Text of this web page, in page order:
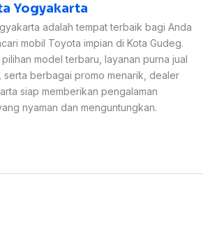
Yogyakarta
adalah tempat terbaik bagi Anda
mobil Toyota impian di Kota Gudeg.
model terbaru, layanan purna jual
serta berbagai promo menarik, dealer
siap memberikan pengalaman
nyaman dan menguntungkan.